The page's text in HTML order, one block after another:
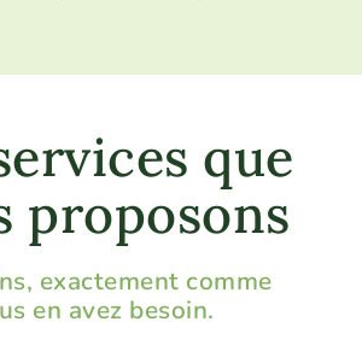
que
proposons
exactement comme
en avez besoin.